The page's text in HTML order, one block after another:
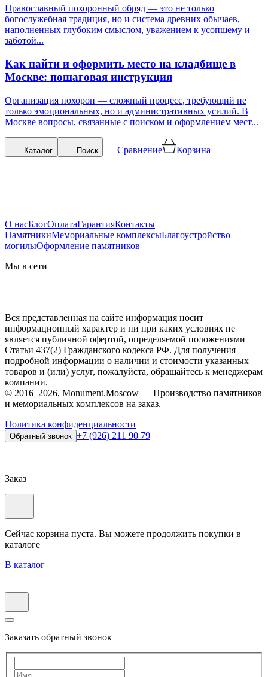
Православный похоронный обряд — это не только
богослужебная традиция, но и система древних обычаев,
наполненных глубоким смыслом, уважением к усопшему и
заботой...
Как найти и оформить место на кладбище в
Москве: пошаговая инструкция
Организация похорон — сложный процесс, требующий не
только эмоциональных, но и административных усилий. В
Москве вопросы, связанные с поиском и оформлением мест...
Каталог Поиск Сравнение Корзина
О насБлогОплатаГарантияКонтакты
ПамятникиМемориальные комплексыБлагоустройство
могилыОформление памятников
Мы в сети
Вся представленная на сайте информация носит
информационный характер и ни при каких условиях не
является публичной офертой, определяемой положениями
Статьи 437(2) Гражданского кодекса РФ. Для получения
подробной информации о наличии и стоимости указанных
товаров и (или) услуг, пожалуйста, обращайтесь к менеджерам
компании.
© 2016–2026, Monument.Moscow — Производство памятников
и мемориальных комплексов на заказ.
Политика конфиденциальности
Обратный звонок +7 (926) 211 90 79
Заказ
Сейчас корзина пуста. Вы можете продолжить покупки в
каталоге
В каталог
Заказать обратный звонок